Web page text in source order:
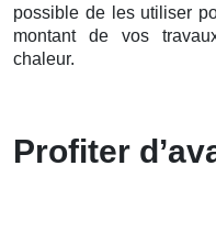
possible de les utiliser
montant de vos
chaleur.
Profiter